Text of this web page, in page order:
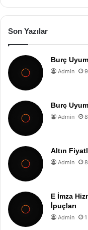
Son Yazılar
Burç
Admin
Burç
Admin
Altın
Admin
E İmza
İpuçları
Admin